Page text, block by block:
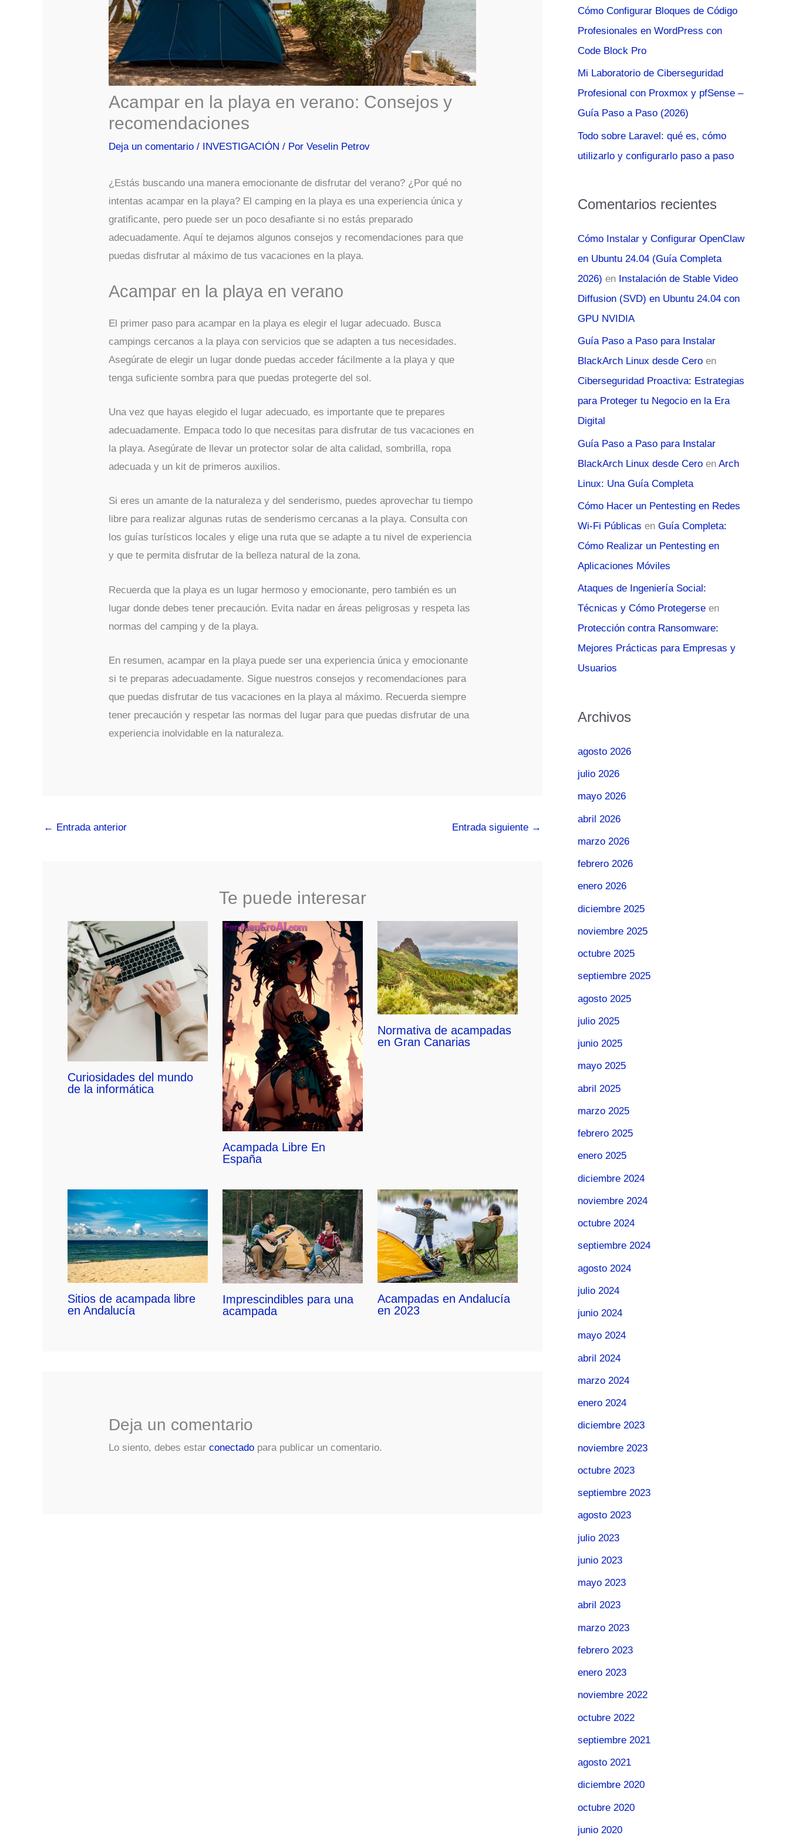
Acampar en la playa en verano: Consejos y
recomendaciones
Deja un comentario / INVESTIGACIÓN / PorVeselin Petrov
¿Estás buscando una manera emocionante de disfrutar del verano? ¿Por qué no
intentas acampar en la playa? El camping en la playa es una experiencia única y
gratificante, pero puede ser un poco desafiante si no estás preparado
adecuadamente. Aquí te dejamos algunos consejos y recomendaciones para que
puedas disfrutar al máximo de tus vacaciones en la playa.
Acampar en la playa en verano
El primer paso para acampar en la playa es elegir el lugar adecuado. Busca
campings cercanos a la playa con servicios que se adapten a tus necesidades.
Asegúrate de elegir un lugar donde puedas acceder fácilmente a la playa y que
tenga suficiente sombra para que puedas protegerte del sol.
Una vez que hayas elegido el lugar adecuado, es importante que te prepares
adecuadamente. Empaca todo lo que necesitas para disfrutar de tus vacaciones en
la playa. Asegúrate de llevar un protector solar de alta calidad, sombrilla, ropa
adecuada y un kit de primeros auxilios.
Si eres un amante de la naturaleza y del senderismo, puedes aprovechar tu tiempo
libre para realizar algunas rutas de senderismo cercanas a la playa. Consulta con
los guías turísticos locales y elige una ruta que se adapte a tu nivel de experiencia
y que te permita disfrutar de la belleza natural de la zona.
Recuerda que la playa es un lugar hermoso y emocionante, pero también es un
lugar donde debes tener precaución. Evita nadar en áreas peligrosas y respeta las
normas del camping y de la playa.
En resumen, acampar en la playa puede ser una experiencia única y emocionante
si te preparas adecuadamente. Sigue nuestros consejos y recomendaciones para
que puedas disfrutar de tus vacaciones en la playa al máximo. Recuerda siempre
tener precaución y respetar las normas del lugar para que puedas disfrutar de una
experiencia inolvidable en la naturaleza.
← Entrada anterior Entrada siguiente →
Te puede interesar
Curiosidades del mundo
de la informática
Acampada Libre En
España
Normativa de acampadas
en Gran Canarias
Sitios de acampada libre
en Andalucía
Imprescindibles para una
acampada
Acampadas en Andalucía
en 2023
Deja un comentario
Lo siento, debes estarconectado para publicar un comentario.
:
Cómo Configurar Bloques de Código
Profesionales en WordPress con
Code Block Pro
Mi Laboratorio de Ciberseguridad
Profesional con Proxmox y pfSense –
Guía Paso a Paso (2026)
Todo sobre Laravel: qué es, cómo
utilizarlo y configurarlo paso a paso
Comentarios recientes
Cómo Instalar y Configurar OpenClaw
en Ubuntu 24.04 (Guía Completa
2026) en Instalación de Stable Video
Diffusion (SVD) en Ubuntu 24.04 con
GPU NVIDIA
Guía Paso a Paso para Instalar
BlackArch Linux desde Cero en
Ciberseguridad Proactiva: Estrategias
para Proteger tu Negocio en la Era
Digital
Guía Paso a Paso para Instalar
BlackArch Linux desde Cero en Arch
Linux: Una Guía Completa
Cómo Hacer un Pentesting en Redes
Wi-Fi Públicas en Guía Completa:
Cómo Realizar un Pentesting en
Aplicaciones Móviles
Ataques de Ingeniería Social:
Técnicas y Cómo Protegerse en
Protección contra Ransomware:
Mejores Prácticas para Empresas y
Usuarios
Archivos
agosto 2026
julio 2026
mayo 2026
abril 2026
marzo 2026
febrero 2026
enero 2026
diciembre 2025
noviembre 2025
octubre 2025
septiembre 2025
agosto 2025
julio 2025
junio 2025
mayo 2025
abril 2025
marzo 2025
febrero 2025
enero 2025
diciembre 2024
noviembre 2024
octubre 2024
septiembre 2024
agosto 2024
julio 2024
junio 2024
mayo 2024
abril 2024
marzo 2024
enero 2024
diciembre 2023
noviembre 2023
octubre 2023
septiembre 2023
agosto 2023
julio 2023
junio 2023
mayo 2023
abril 2023
marzo 2023
febrero 2023
enero 2023
noviembre 2022
octubre 2022
septiembre 2021
agosto 2021
diciembre 2020
octubre 2020
junio 2020